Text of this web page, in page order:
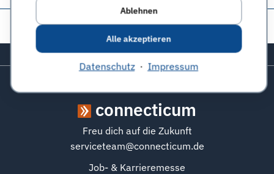
Ablehnen
Alle akzeptieren
Datenschutz· Impressum
Diese Seite teilen:
Zurück zum Seitenanfang
connecticum
Freu dich auf die Zukunft
serviceteam@connecticum.de
Job- & Karrieremesse